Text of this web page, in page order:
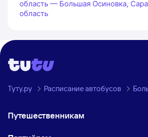
область — Большая Осиновка,
область
Туту.ру Расписание автобусов
Путешественникам